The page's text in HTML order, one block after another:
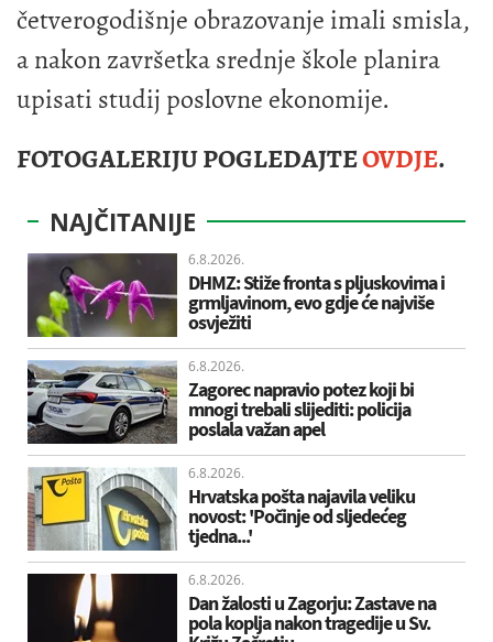
četverogodišnje obrazovanje imali smisla,
a nakon završetka srednje škole planira
upisati studij poslovne ekonomije.
FOTOGALERIJU POGLEDAJTEOVDJE.
NAJČITANIJE
6.8.2026.
DHMZ: Stiže fronta s pljuskovima i
grmljavinom, evo gdje će najviše
osvježiti
6.8.2026.
Zagorec napravio potez koji bi
mnogi trebali slijediti: policija
poslala važan apel
6.8.2026.
Hrvatska pošta najavila veliku
novost: 'Počinje od sljedećeg
tjedna...'
6.8.2026.
Dan žalosti u Zagorju: Zastave na
pola koplja nakon tragedije u Sv.